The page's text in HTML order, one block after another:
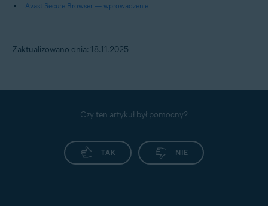
Avast Secure Browser — wprowadzenie
Zaktualizowano dnia: 18.11.2025
Czy ten artykuł był pomocny?
TAK NIE